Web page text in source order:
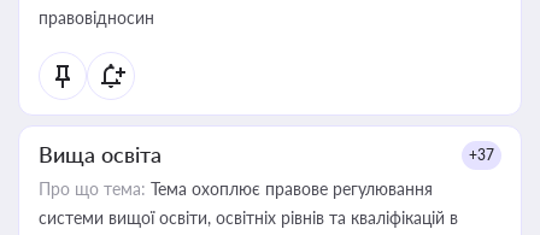
правовідносин
Вища освіта +37
Про що тема: Тема охоплює правове регулювання
системи вищої освіти, освітніх рівнів та кваліфікацій в